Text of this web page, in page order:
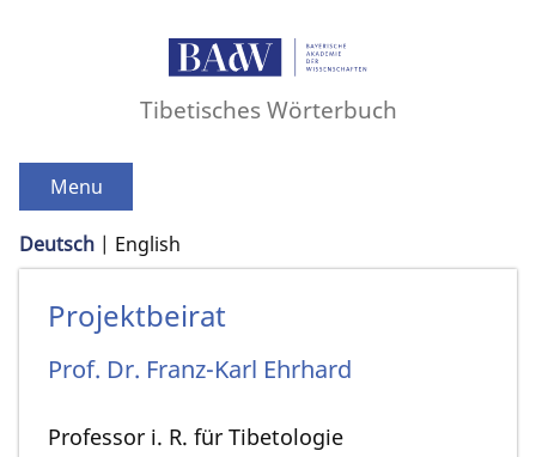
Tibetisches Wörterbuch
Menu
Deutsch English
Projektbeirat
Prof. Dr. Franz-Karl Ehrhard
Professor i. R. für Tibetologie